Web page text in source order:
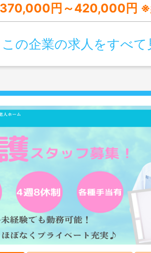
～420,000円 ※経験や能力・スキルなどを考慮し、給与額を決定しま
この企業の求人をすべて